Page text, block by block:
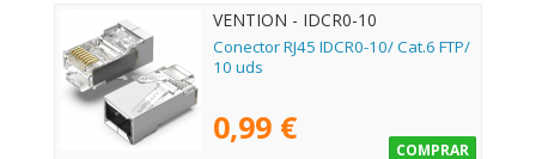
VENTION - IDCR0-10
Conector RJ45 IDCR0-10/ Cat.6 FTP/
10 uds
0,99 €
COMPRAR